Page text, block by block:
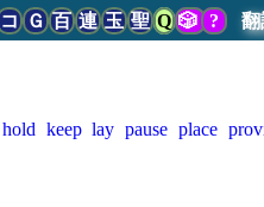
コ Ｇ 百 連 玉 聖 Q 🎲? 翻
hold keep lay pause place